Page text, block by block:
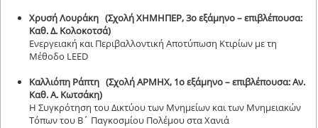
Χρυσή Λουράκη (Σχολή ΧΗΜΗΠΕΡ, 3ο εξάμηνο – επιβλέπουσα:
Καθ. Δ. Κολοκοτσά)
Ενεργειακή και Περιβαλλοντική Αποτύπωση Κτιρίων με τη
Μέθοδο LEED
Καλλιόπη Ράπτη (Σχολή ΑΡΜΗΧ, 1ο εξάμηνο – επιβλέπουσα: Αν.
Καθ. Α. Κωτσάκη)
Η Συγκρότηση του Δικτύου των Μνημείων και των Μνημειακών
Τόπων του Β΄ Παγκοσμίου Πολέμου στα Χανιά